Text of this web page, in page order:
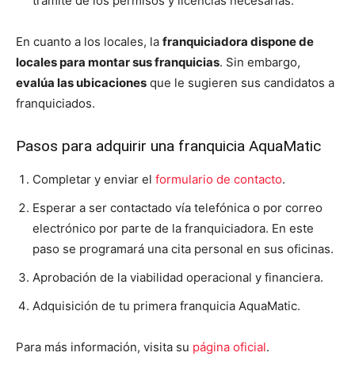
En cuanto a los locales, la franquiciadora dispone de
locales para montar sus franquicias. Sin embargo,
evalúa las ubicaciones que le sugieren sus candidatos a
franquiciados.
Pasos para adquirir una franquicia AquaMatic
Completar y enviar el formulario de contacto.
Esperar a ser contactado vía telefónica o por correo
electrónico por parte de la franquiciadora. En este
paso se programará una cita personal en sus oficinas.
Aprobación de la viabilidad operacional y financiera.
Adquisición de tu primera franquicia AquaMatic.
Para más información, visita su página oficial.